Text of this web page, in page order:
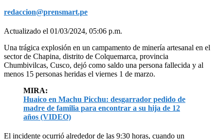
redaccion@prensmart.pe
Actualizado el 01/03/2024, 05:06 p.m.
Una trágica explosión en un campamento de minería artesanal en el
sector de Chapina, distrito de Colquemarca, provincia
Chumbivilcas, Cusco, dejó como saldo una persona fallecida y al
menos 15 personas heridas el viernes 1 de marzo.
MIRA:
Huaico en Machu Picchu: desgarrador pedido de
madre de familia para encontrar a su hija de 12
años (VIDEO)
El incidente ocurrió alrededor de las 9:30 horas, cuando un